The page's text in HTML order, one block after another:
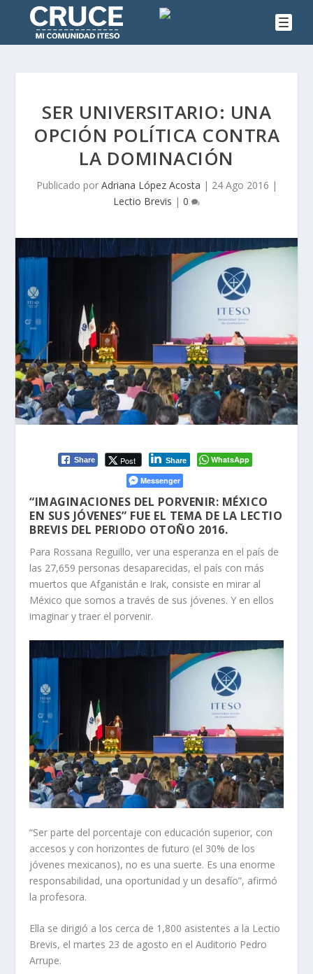
SER UNIVERSITARIO: UNA
OPCIÓN POLÍTICA CONTRA
LA DOMINACIÓN
Publicado por Adriana López Acosta | 24 Ago 2016 |
Lectio Brevis | 0
Share Post Share
WhatsApp
Messenger
“IMAGINACIONES DEL PORVENIR: MÉXICO
EN SUS JÓVENES” FUE EL TEMA DE LA LECTIO
BREVIS DEL PERIODO OTOÑO 2016.
Para Rossana Reguillo, ver una esperanza en el país de
las 27,659 personas desaparecidas, el país con más
muertos que Afganistán e Irak, consiste en mirar al
México que somos a través de sus jóvenes. Y en ellos
imaginar y traer el porvenir.
“Ser parte del porcentaje con educación superior, con
accesos y con horizontes de futuro (el 30% de los
jóvenes mexicanos), no es una suerte. Es una enorme
responsabilidad, una oportunidad y un desafío”, afirmó
la profesora.
Ella se dirigió a los cerca de 1,800 asistentes a la Lectio
Brevis, el martes 23 de agosto en el Auditorio Pedro
Arrupe.